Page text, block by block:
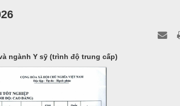
ngành Y sỹ (trình độ trung cấp)